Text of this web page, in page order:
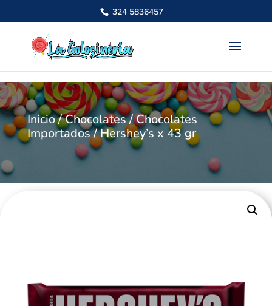
324 5836457
Inicio/Chocolates/Chocolates
Importados/ Hershey’s x 43 gr